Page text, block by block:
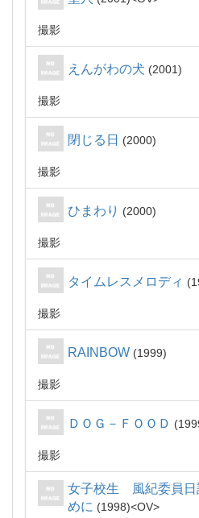
撮影
えんがわの犬 2001
撮影
閉じる日 2000
撮影
ひまわり 2000
撮影
タイムレスメロディ
撮影
RAINBOW 1999
撮影
ＤＯＧ－ＦＯＯＤ
撮影
女子校生 風紀委員
めに
1998
OV